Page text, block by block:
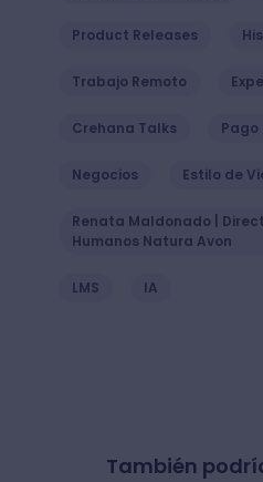
Product Releases
Trabajo Remoto
Crehana Talks Pago
Negocios Estilo de
Renata Maldonado |
Humanos Natura Avon
LMS IA
También